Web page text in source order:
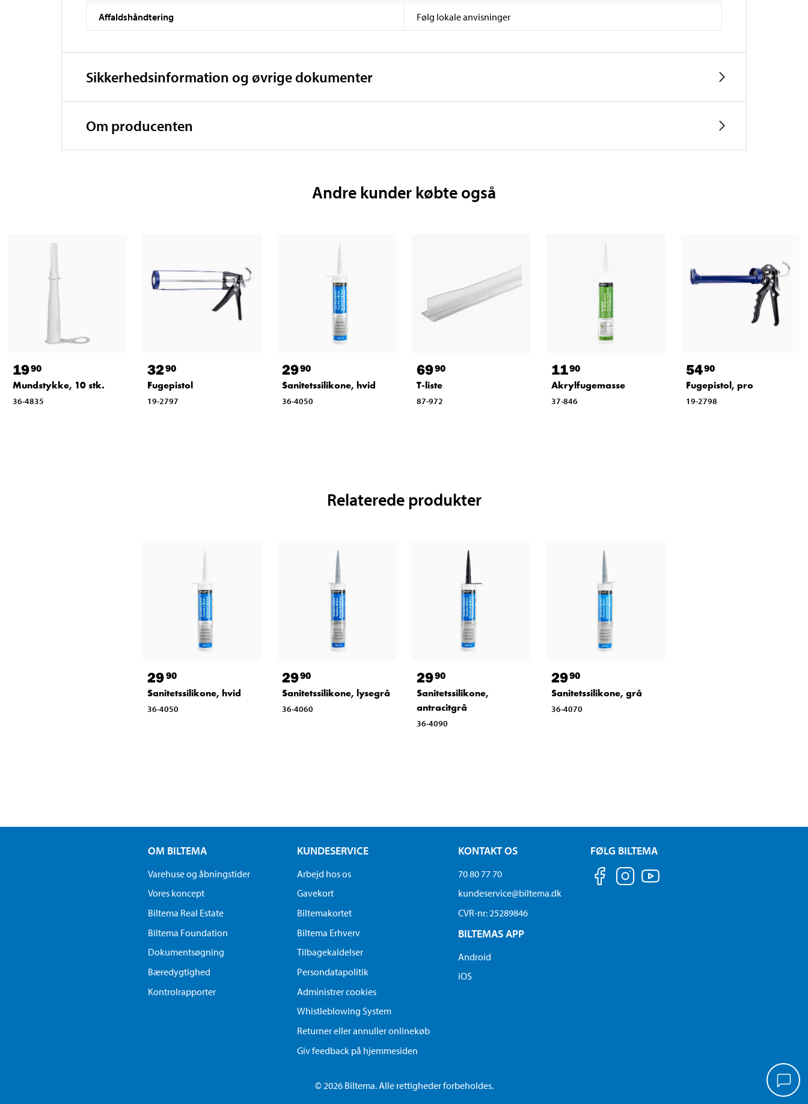
Affaldshåndtering Følg lokale anvisninger
Sikkerhedsinformation og øvrige dokumenter
Om producenten
Andre kunder købte også
1990
Mundstykke, 10 stk.
36-4835
3290
Fugepistol
19-2797
2990
Sanitetssilikone, hvid
36-4050
6990
T-liste
87-972
1190
Akrylfugemasse
37-846
5490
Fugepistol, pro
19-2798
Relaterede produkter
2990
Sanitetssilikone, hvid
36-4050
2990
Sanitetssilikone, lysegrå
36-4060
2990
Sanitetssilikone,
antracitgrå
36-4090
2990
Sanitetssilikone, grå
36-4070
OM BILTEMA
Varehuse og åbningstider
Vores koncept
Biltema Real Estate
Biltema Foundation
Dokumentsøgning
Bæredygtighed
Kontrolrapporter
KUNDESERVICE
Arbejd hos os
Gavekort
Biltemakortet
Biltema Erhverv
Tilbagekaldelser
Persondatapolitik
Administrer cookies
Whistleblowing System
Returner eller annuller onlinekøb
Giv feedback på hjemmesiden
KONTAKT OS
70 80 77 70
kundeservice@biltema.dk
CVR-nr: 25289846
BILTEMAS APP
Android
iOS
FØLG BILTEMA
© 2026 Biltema. Alle rettigheder forbeholdes.